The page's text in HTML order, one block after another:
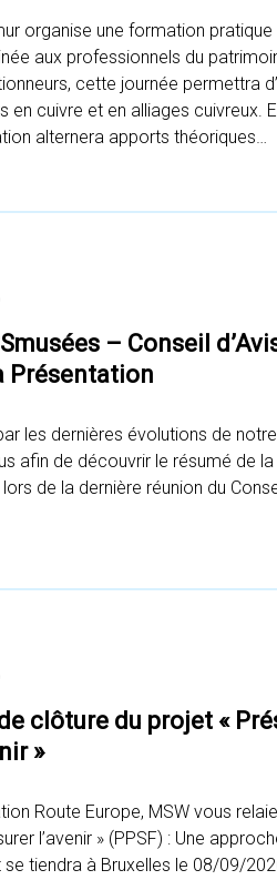
organise une formation
aux professionnels du
cette journée permettra
en cuivre et en alliages cuivreux.
alternera apports théoriques…
– Conseil
Présentation
les dernières évolutions de
afin de découvrir le résumé de
de la dernière réunion du
clôture du projet «
»
Route Europe, MSW vous
l’avenir » (PPSF) : Une
se tiendra à Bruxelles le 08/09/